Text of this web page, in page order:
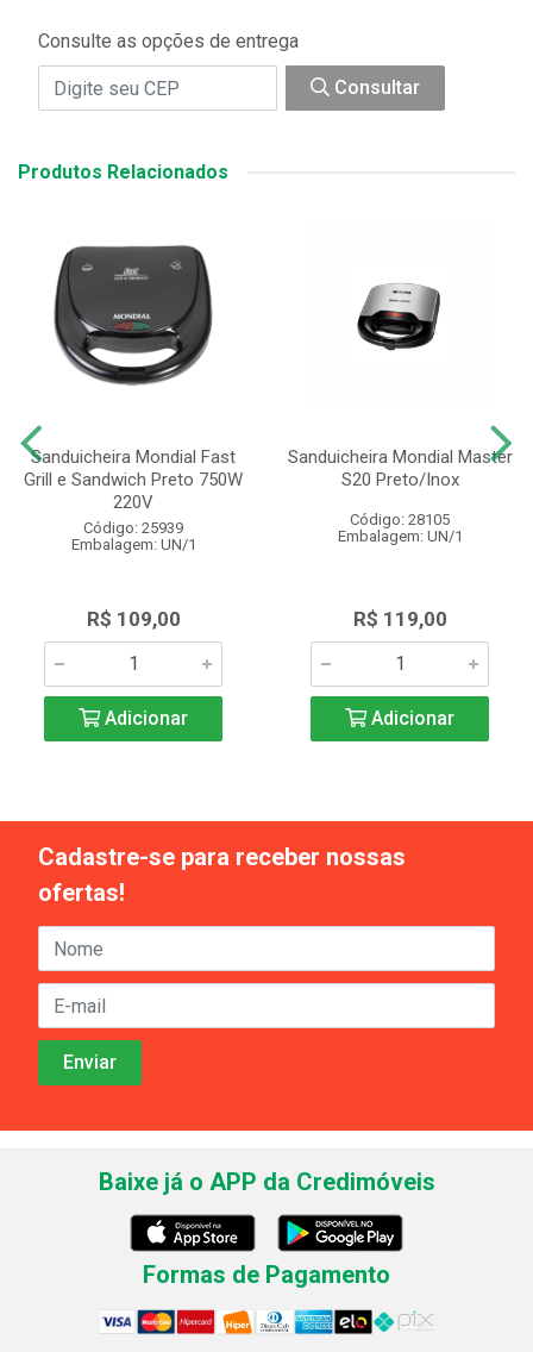
Consulte as opções de entrega
Consultar
Produtos Relacionados
Sanduicheira Mondial Fast
Grill e Sandwich Preto 750W
220V
Código: 25939
Embalagem: UN/1
R$ 109,00
Adicionar
Sanduicheira Mondial Master
S20 Preto/Inox
Código: 28105
Embalagem: UN/1
R$ 119,00
Adicionar
Cadastre-se para receber nossas
ofertas!
Baixe já o APP da Credimóveis
Formas de Pagamento